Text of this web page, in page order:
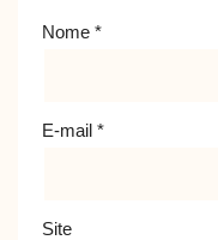
Nome *
E-mail *
Site